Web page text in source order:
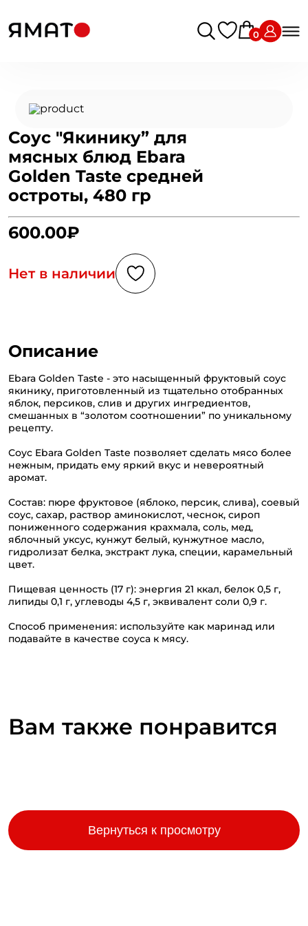
0
Соус "Якинику” для
мясных блюд Ebara
Golden Taste средней
остроты, 480 гр
600.00₽
Нет в наличии
Описание
Ebara Golden Taste - это насыщенный фруктовый соус
якинику, приготовленный из тщательно отобранных
яблок, персиков, слив и других ингредиентов,
смешанных в “золотом соотношении” по уникальному
рецепту.
Соус Ebara Golden Taste позволяет сделать мясо более
нежным, придать ему яркий вкус и невероятный
аромат.
Состав: пюре фруктовое (яблоко, персик, слива), соевый
соус, сахар, раствор аминокислот, чеснок, сироп
пониженного содержания крахмала, соль, мед,
яблочный уксус, кунжут белый, кунжутное масло,
гидролизат белка, экстракт лука, специи, карамельный
цвет.
Пищевая ценность (17 г): энергия 21 ккал, белок 0,5 г,
липиды 0,1 г, углеводы 4,5 г, эквивалент соли 0,9 г.
Способ применения: используйте как маринад или
подавайте в качестве соуса к мясу.
Вам также понравится
Вернуться к просмотру